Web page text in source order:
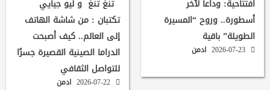
افتتاحية: وداعاً لآخر
أسطورة.. وروح “المسيرة
الطويلة” باقية
ادمن
تنغ تنغ و ليو جيايي
تكتبان : من شاشة الهاتف
إلى العالم.. كيف أصبحت
الدراما الصينية القصيرة جسرًا
للتواصل الثقافي
ادمن